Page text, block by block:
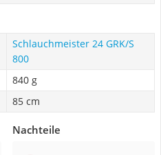
Schlauchmeister 24 GRK/S
800
840 g
85 cm
Nachteile